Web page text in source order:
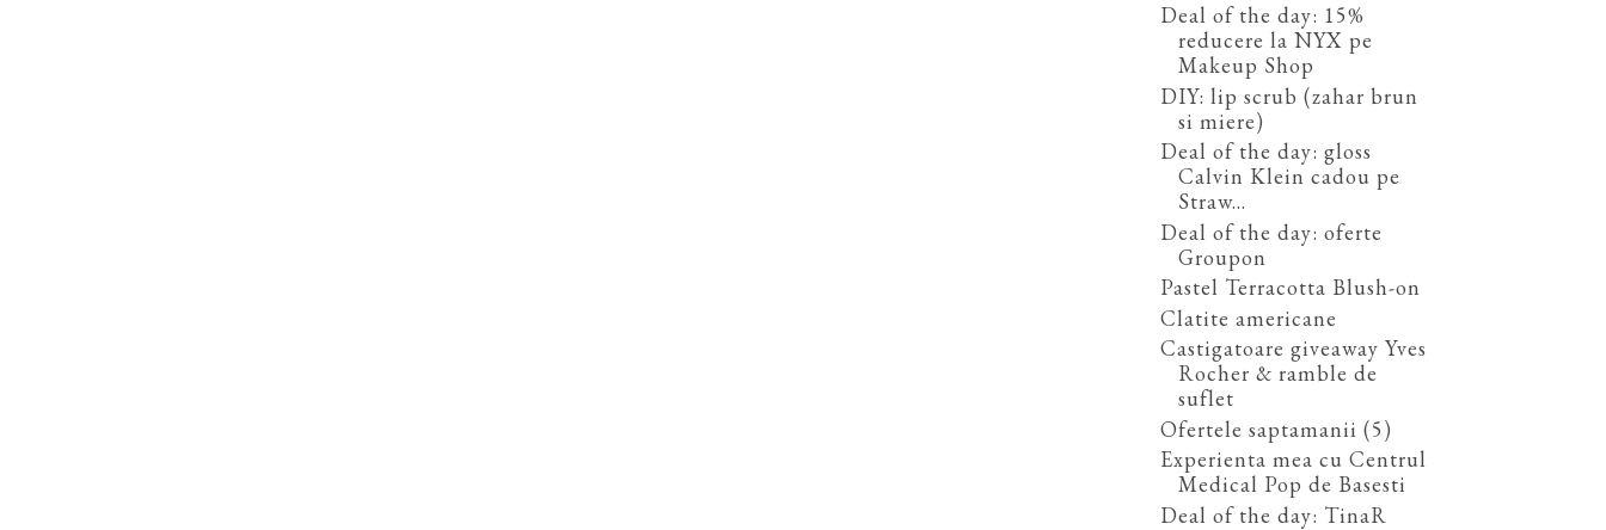
Deal of the day: 15%
reducere la NYX pe
Makeup Shop
DIY: lip scrub (zahar brun
si miere)
Deal of the day: gloss
Calvin Klein cadou pe
Straw...
Deal of the day: oferte
Groupon
Pastel Terracotta Blush-on
Clatite americane
Castigatoare giveaway Yves
Rocher & ramble de
suflet
Ofertele saptamanii (5)
Experienta mea cu Centrul
Medical Pop de Basesti
Deal of the day: TinaR